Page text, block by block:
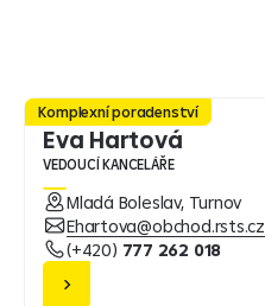
Komplexní poradenství
Eva Hartová
VEDOUCÍ KANCELÁŘE
Mladá Boleslav, Turnov
Ehartova@obchod.rsts.cz
(+420) 777 262 018